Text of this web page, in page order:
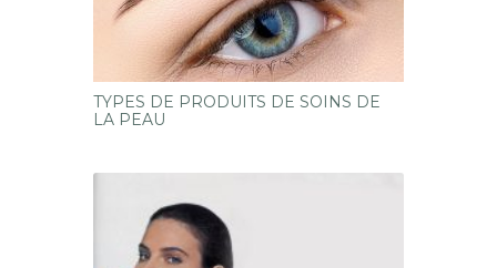
TYPES DE PRODUITS DE SOINS DE
LA PEAU